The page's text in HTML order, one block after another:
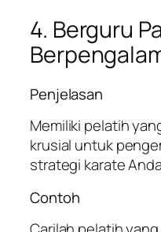
4. Berguru
Penjelasan
Memiliki pelatih
krusial untuk
strategi karate
Contoh